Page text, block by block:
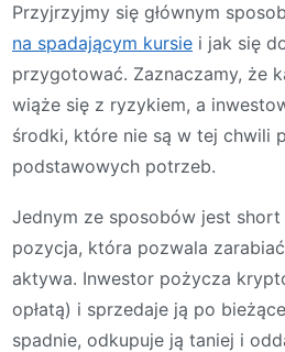
Przyjrzyjmy się głównym
na spadającym kursie i jak się
przygotować. Zaznaczamy, że
wiąże się z ryzykiem, a
środki, które nie są w tej chwili
podstawowych potrzeb.
Jednym ze sposobów jest
pozycja, która pozwala
aktywa. Inwestor pożycza
opłatą) i sprzedaje ją po
spadnie, odkupuje ją taniej i